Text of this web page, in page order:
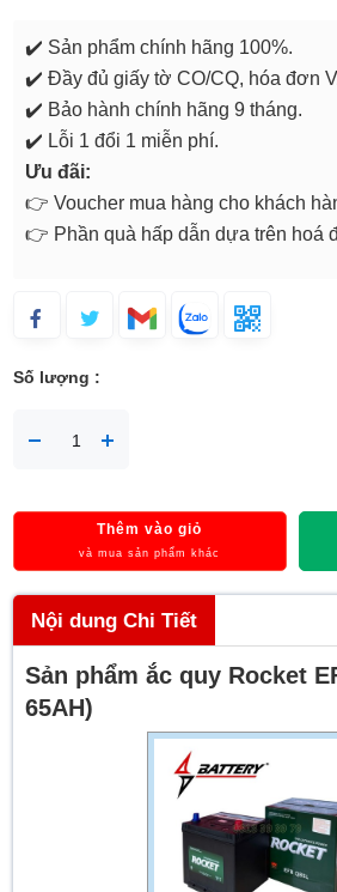
✔️ Sản phẩm chính hãng 100%.
✔️ Đầy đủ giấy tờ CO/CQ, hóa đơn
✔️ Bảo hành chính hãng 9 tháng.
✔️ Lỗi 1 đổi 1 miễn phí.
Ưu đãi:
👉 Voucher mua hàng cho khách
👉 Phần quà hấp dẫn dựa trên hoá
Số lượng :
Thêm vào giỏ
và mua sản phẩm khác
Nội dung Chi Tiết
Sản phẩm ắc quy Rocket
65AH)